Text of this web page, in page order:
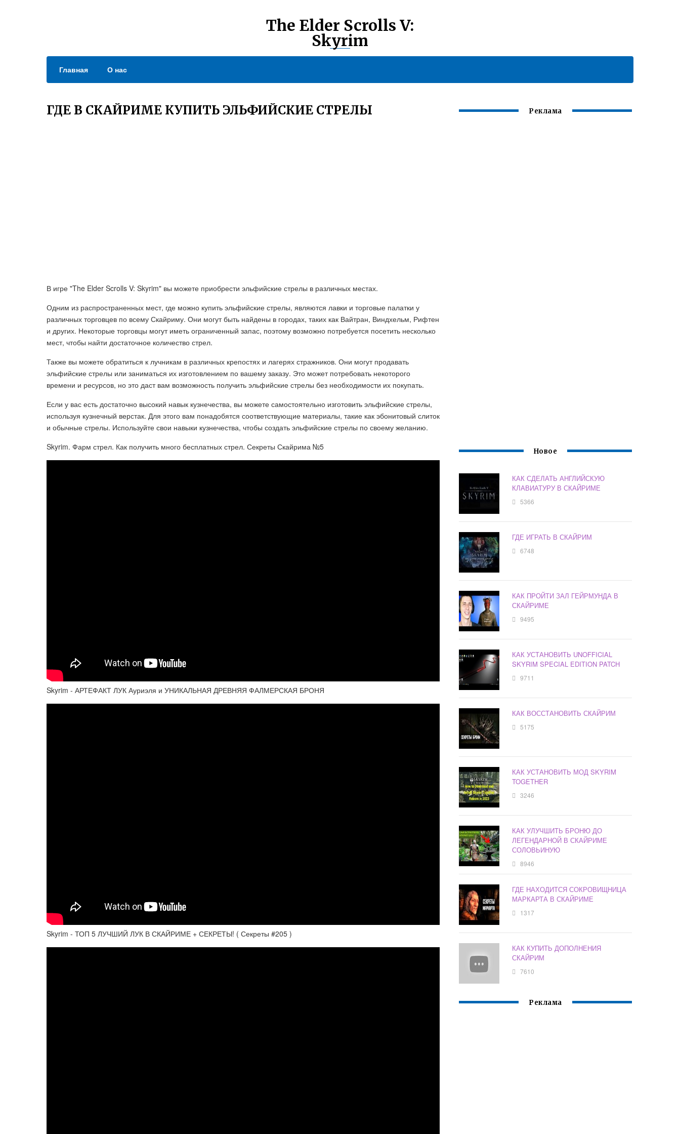
The Elder Scrolls V:
Skyrim
Главная О нас
ГДЕ В СКАЙРИМЕ КУПИТЬ ЭЛЬФИЙСКИЕ СТРЕЛЫ
В игре "The Elder Scrolls V: Skyrim" вы можете приобрести эльфийские стрелы в различных местах.
Одним из распространенных мест, где можно купить эльфийские стрелы, являются лавки и торговые палатки у
различных торговцев по всему Скайриму. Они могут быть найдены в городах, таких как Вайтран, Виндхельм, Рифтен
и других. Некоторые торговцы могут иметь ограниченный запас, поэтому возможно потребуется посетить несколько
мест, чтобы найти достаточное количество стрел.
Также вы можете обратиться к лучникам в различных крепостях и лагерях стражников. Они могут продавать
эльфийские стрелы или заниматься их изготовлением по вашему заказу. Это может потребовать некоторого
времени и ресурсов, но это даст вам возможность получить эльфийские стрелы без необходимости их покупать.
Если у вас есть достаточно высокий навык кузнечества, вы можете самостоятельно изготовить эльфийские стрелы,
используя кузнечный верстак. Для этого вам понадобятся соответствующие материалы, такие как эбонитовый слиток
и обычные стрелы. Используйте свои навыки кузнечества, чтобы создать эльфийские стрелы по своему желанию.
Skyrim. Фарм стрел. Как получить много бесплатных стрел. Секреты Скайрима №5
Skyrim - АРТЕФАКТ ЛУК Ауриэля и УНИКАЛЬНАЯ ДРЕВНЯЯ ФАЛМЕРСКАЯ БРОНЯ
Skyrim - ТОП 5 ЛУЧШИЙ ЛУК В СКАЙРИМЕ + СЕКРЕТЫ! ( Секреты #205 )
Реклама
Новое
КАК СДЕЛАТЬ АНГЛИЙСКУЮ
КЛАВИАТУРУ В СКАЙРИМЕ
5366
ГДЕ ИГРАТЬ В СКАЙРИМ
6748
КАК ПРОЙТИ ЗАЛ ГЕЙРМУНДА В
СКАЙРИМЕ
9495
КАК УСТАНОВИТЬ UNOFFICIAL
SKYRIM SPECIAL EDITION PATCH
9711
КАК ВОССТАНОВИТЬ СКАЙРИМ
5175
КАК УСТАНОВИТЬ МОД SKYRIM
TOGETHER
3246
КАК УЛУЧШИТЬ БРОНЮ ДО
ЛЕГЕНДАРНОЙ В СКАЙРИМЕ
СОЛОВЬИНУЮ
8946
ГДЕ НАХОДИТСЯ СОКРОВИЩНИЦА
МАРКАРТА В СКАЙРИМЕ
1317
КАК КУПИТЬ ДОПОЛНЕНИЯ
СКАЙРИМ
7610
Реклама